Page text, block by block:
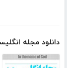
دانلود مجله